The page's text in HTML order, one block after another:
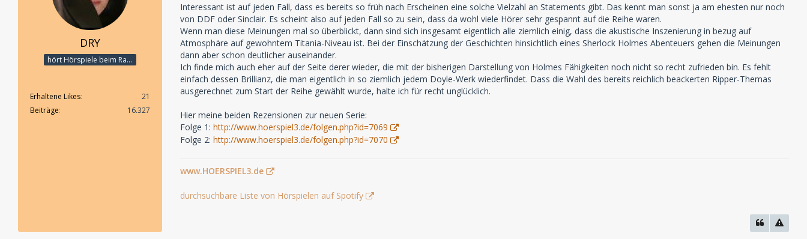
DRY
hört Hörspiele beim Rasenmähen
Erhaltene Likes
21
Beiträge
16.327
Interessant ist auf jeden Fall, dass es bereits so früh nach Erscheinen eine solche Vielzahl an Statements gibt. Das kennt man sonst ja am ehesten nur noch
von DDF oder Sinclair. Es scheint also auf jeden Fall so zu sein, dass da wohl viele Hörer sehr gespannt auf die Reihe waren.
Wenn man diese Meinungen mal so überblickt, dann sind sich insgesamt eigentlich alle ziemlich einig, dass die akustische Inszenierung in bezug auf
Atmosphäre auf gewohntem Titania-Niveau ist. Bei der Einschätzung der Geschichten hinsichtlich eines Sherlock Holmes Abenteuers gehen die Meinungen
dann aber schon deutlicher auseinander.
Ich finde mich auch eher auf der Seite derer wieder, die mit der bisherigen Darstellung von Holmes Fähigkeiten noch nicht so recht zufrieden bin. Es fehlt
einfach dessen Brillianz, die man eigentlich in so ziemlich jedem Doyle-Werk wiederfindet. Dass die Wahl des bereits reichlich beackerten Ripper-Themas
ausgerechnet zum Start der Reihe gewählt wurde, halte ich für recht unglücklich.
Hier meine beiden Rezensionen zur neuen Serie:
Folge 1: http://www.hoerspiel3.de/folgen.php?id=7069
Folge 2: http://www.hoerspiel3.de/folgen.php?id=7070
www.HOERSPIEL3.de
durchsuchbare Liste von Hörspielen auf Spotify